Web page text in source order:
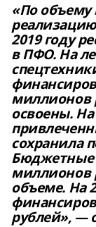
«По объему
2019 году
в ПФО. На
миллионов
освоены.
сохранила
Бюджетные
миллионов
объеме. На
рублей», —